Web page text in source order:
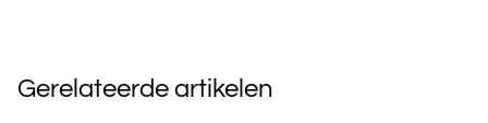
Gerelateerde artikelen